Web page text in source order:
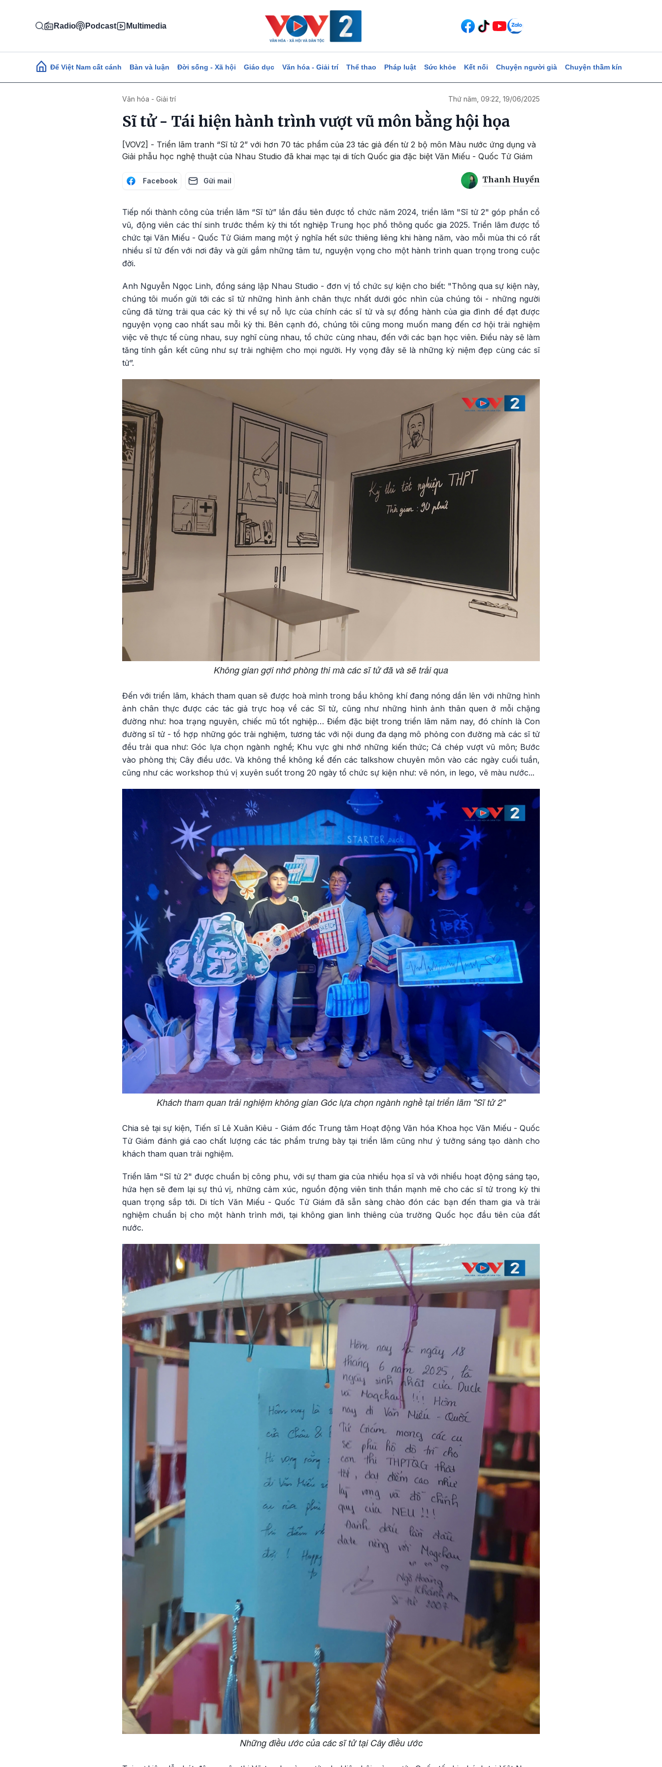
Radio Podcast Multimedia
Main navigation
Để Việt Nam cất cánh Bàn và luận Đời sống - Xã hội Giáo dục Văn hóa - Giải trí Thể thao Pháp luật Sức khỏe Kết nối Chuyện người già Chuyện thầm kín
Văn hóa - Giải trí Thứ năm, 09:22, 19/06/2025
Sĩ tử - Tái hiện hành trình vượt vũ môn bằng hội họa
[VOV2] - Triển lãm tranh “Sĩ tử 2” với hơn 70 tác phẩm của 23 tác giả đến từ 2 bộ môn Màu nước ứng dụng và
Giải phẫu học nghệ thuật của Nhau Studio đã khai mạc tại di tích Quốc gia đặc biệt Văn Miếu - Quốc Tử Giám
Facebook Gửi mail Thanh Huyền
Tiếp nối thành công của triển lãm “Sĩ tử” lần đầu tiên được tổ chức năm 2024, triển lãm "Sĩ tử 2" góp phần cổ
vũ, động viên các thí sinh trước thềm kỳ thi tốt nghiệp Trung học phổ thông quốc gia 2025. Triển lãm được tổ
chức tại Văn Miếu - Quốc Tử Giám mang một ý nghĩa hết sức thiêng liêng khi hàng năm, vào mỗi mùa thi có rất
nhiều sĩ tử đến với nơi đây và gửi gắm những tâm tư, nguyện vọng cho một hành trình quan trọng trong cuộc
đời.
Anh Nguyễn Ngọc Linh, đồng sáng lập Nhau Studio - đơn vị tổ chức sự kiện cho biết: "Thông qua sự kiện này,
chúng tôi muốn gửi tới các sĩ tử những hình ảnh chân thực nhất dưới góc nhìn của chúng tôi - những người
cũng đã từng trải qua các kỳ thi về sự nỗ lực của chính các sĩ tử và sự đồng hành của gia đình để đạt được
nguyện vọng cao nhất sau mỗi kỳ thi. Bên cạnh đó, chúng tôi cũng mong muốn mang đến cơ hội trải nghiệm
việc vẽ thực tế cùng nhau, suy nghĩ cùng nhau, tổ chức cùng nhau, đến với các bạn học viên. Điều này sẽ làm
tăng tính gắn kết cũng như sự trải nghiệm cho mọi người. Hy vọng đây sẽ là những kỷ niệm đẹp cùng các sĩ
tử”.
Không gian gợi nhớ phòng thi mà các sĩ tử đã và sẽ trải qua
Đến với triển lãm, khách tham quan sẽ được hoà mình trong bầu không khí đang nóng dần lên với những hình
ảnh chân thực được các tác giả trực hoạ về các Sĩ tử, cũng như những hình ảnh thân quen ở mỗi chặng
đường như: hoa trạng nguyên, chiếc mũ tốt nghiệp… Điểm đặc biệt trong triển lãm năm nay, đó chính là Con
đường sĩ tử - tổ hợp những góc trải nghiệm, tương tác với nội dung đa dạng mô phỏng con đường mà các sĩ tử
đều trải qua như: Góc lựa chọn ngành nghề; Khu vực ghi nhớ những kiến thức; Cá chép vượt vũ môn; Bước
vào phòng thi; Cây điều ước. Và không thể không kể đến các talkshow chuyên môn vào các ngày cuối tuần,
cũng như các workshop thú vị xuyên suốt trong 20 ngày tổ chức sự kiện như: vẽ nón, in lego, vẽ màu nước...
Khách tham quan trải nghiệm không gian Góc lựa chọn ngành nghề tại triển lãm "Sĩ tử 2"
Chia sẻ tại sự kiện, Tiến sĩ Lê Xuân Kiêu - Giám đốc Trung tâm Hoạt động Văn hóa Khoa học Văn Miếu - Quốc
Tử Giám đánh giá cao chất lượng các tác phẩm trưng bày tại triển lãm cũng như ý tưởng sáng tạo dành cho
khách tham quan trải nghiệm.
Triển lãm "Sĩ tử 2" được chuẩn bị công phu, với sự tham gia của nhiều họa sĩ và với nhiều hoạt động sáng tạo,
hứa hẹn sẽ đem lại sự thú vị, những cảm xúc, nguồn động viên tinh thần mạnh mẽ cho các sĩ tử trong kỳ thi
quan trọng sắp tới. Di tích Văn Miếu - Quốc Tử Giám đã sẵn sàng chào đón các bạn đến tham gia và trải
nghiệm chuẩn bị cho một hành trình mới, tại không gian linh thiêng của trường Quốc học đầu tiên của đất
nước.
Những điều ước của các sĩ tử tại Cây điều ước